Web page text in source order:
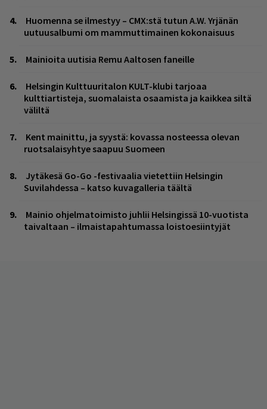
Huomenna se ilmestyy – CMX:stä tutun A.W. Yrjänän
uutuusalbumi om mammuttimainen kokonaisuus
Mainioita uutisia Remu Aaltosen faneille
Helsingin Kulttuuritalon KULT-klubi tarjoaa
kulttiartisteja, suomalaista osaamista ja kaikkea siltä
väliltä
Kent mainittu, ja syystä: kovassa nosteessa olevan
ruotsalaisyhtye saapuu Suomeen
Jytäkesä Go-Go -festivaalia vietettiin Helsingin
Suvilahdessa – katso kuvagalleria täältä
Mainio ohjelmatoimisto juhlii Helsingissä 10-vuotista
taivaltaan – ilmaistapahtumassa loistoesiintyjät